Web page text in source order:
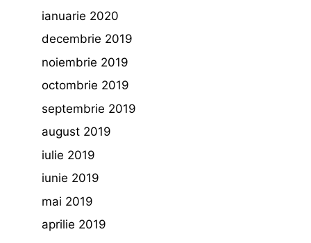
ianuarie 2020
decembrie 2019
noiembrie 2019
octombrie 2019
septembrie 2019
august 2019
iulie 2019
iunie 2019
mai 2019
aprilie 2019